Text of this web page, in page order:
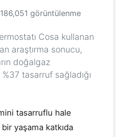
6,051 görüntülenme
Cosa kullanan
araştırma sonucu,
doğalgaz
tasarruf sağladığı
tasarruflu hale
yaşama katkıda